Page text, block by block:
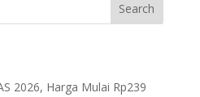
Search
2026, Harga Mulai Rp239